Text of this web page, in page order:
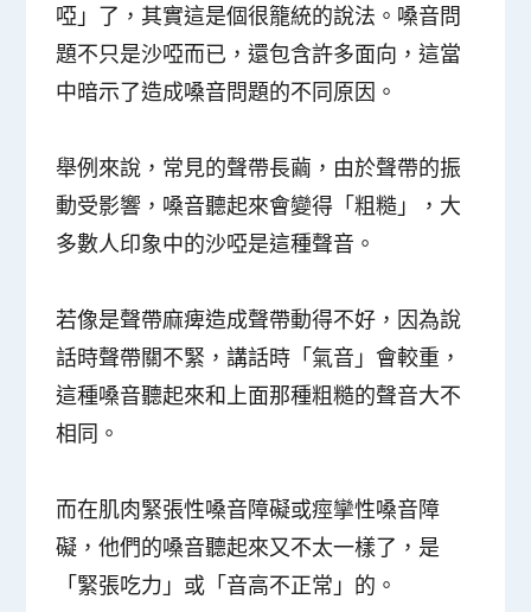
啞」了，其實這是個很籠統的說法。嗓音問
題不只是沙啞而已，還包含許多面向，這當
中暗示了造成嗓音問題的不同原因。
舉例來說，常見的聲帶長繭，由於聲帶的振
動受影響，嗓音聽起來會變得「粗糙」，大
多數人印象中的沙啞是這種聲音。
若像是聲帶麻痺造成聲帶動得不好，因為說
話時聲帶關不緊，講話時「氣音」會較重，
這種嗓音聽起來和上面那種粗糙的聲音大不
相同。
而在肌肉緊張性嗓音障礙或痙攣性嗓音障
礙，他們的嗓音聽起來又不太一樣了，是
「緊張吃力」或「音高不正常」的。